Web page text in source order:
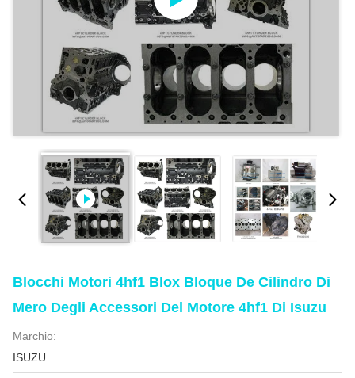
Blocchi Motori 4hf1 Blox Bloque De Cilindro Di
Mero Degli Accessori Del Motore 4hf1 Di Isuzu
Marchio:
ISUZU